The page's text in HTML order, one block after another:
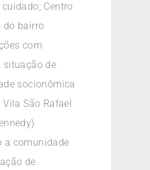
Centro
do bairro
com
situação de
socionômica
São Rafael
a comunidade
de